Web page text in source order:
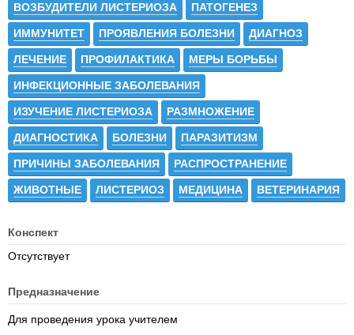
ВОЗБУДИТЕЛИ ЛИСТЕРИОЗА ПАТОГЕНЕЗ
ИММУНИТЕТ ПРОЯВЛЕНИЯ БОЛЕЗНИ ДИАГНОЗ
ЛЕЧЕНИЕ ПРОФИЛАКТИКА МЕРЫ БОРЬБЫ
ИНФЕКЦИОННЫЕ ЗАБОЛЕВАНИЯ
ИЗУЧЕНИЕ ЛИСТЕРИОЗА РАЗМНОЖЕНИЕ
ДИАГНОСТИКА БОЛЕЗНИ ПАРАЗИТИЗМ
ПРИЧИНЫ ЗАБОЛЕВАНИЯ РАСПРОСТРАНЕНИЕ
ЖИВОТНЫЕ ЛИСТЕРИОЗ МЕДИЦИНА ВЕТЕРИНАРИЯ
Конспект
Отсутствует
Предназначение
Для проведения урока учителем